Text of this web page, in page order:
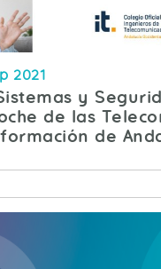
2021
y
de las
de